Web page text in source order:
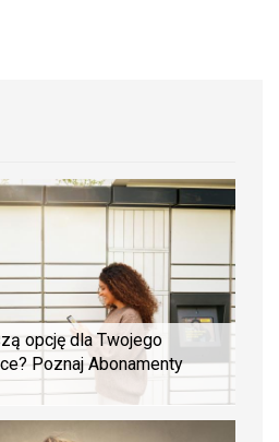
opcję dla Twojego
Poznaj Abonamenty